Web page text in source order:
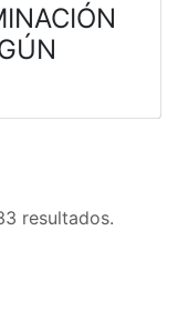
resultados.